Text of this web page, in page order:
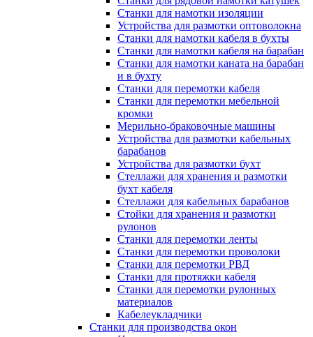
Станки для намотки изоляции
Устройства для размотки оптоволокна
Станки для намотки кабеля в бухты
Станки для намотки кабеля на барабан
Станки для намотки каната на барабан
и в бухту
Станки для перемотки кабеля
Станки для перемотки мебельной
кромки
Мерильно-браковочные машины
Устройства для размотки кабельных
барабанов
Устройства для размотки бухт
Стеллажи для хранения и размотки
бухт кабеля
Стеллажи для кабельных барабанов
Стойки для хранения и размотки
рулонов
Станки для перемотки ленты
Станки для перемотки проволоки
Станки для перемотки РВД
Станки для протяжки кабеля
Станки для перемотки рулонных
материалов
Кабелеукладчики
Станки для производства окон